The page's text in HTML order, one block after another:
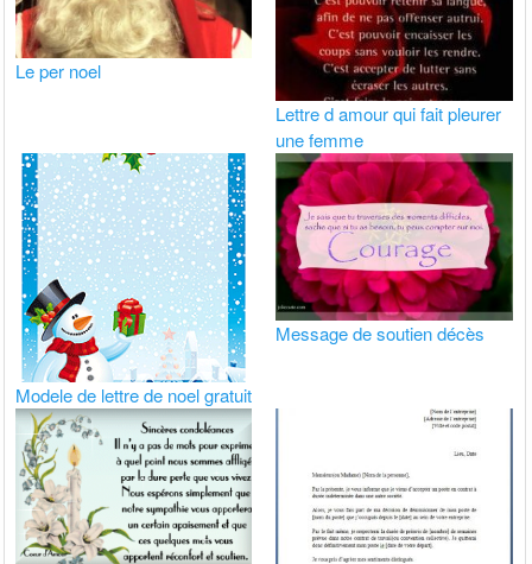
Le per noel
Lettre d amour qui fait pleurer
une femme
Modele de lettre de noel gratuit
Message de soutien décès